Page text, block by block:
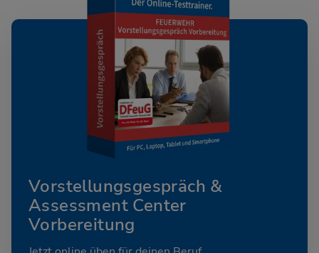
Vorstellungsgespräch &
Assessment Center
Vorbereitung